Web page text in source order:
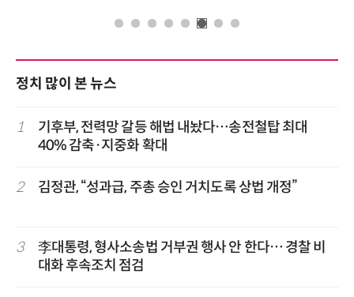
정치 많이 본 뉴스
1
기후부, 전력망 갈등 해법 내놨다…송전철탑 최대
40% 감축·지중화 확대
2 김정관, “성과급, 주총 승인 거치도록 상법 개정”
3
李대통령, 형사소송법 거부권 행사 안 한다… 경찰 비
대화 후속조치 점검